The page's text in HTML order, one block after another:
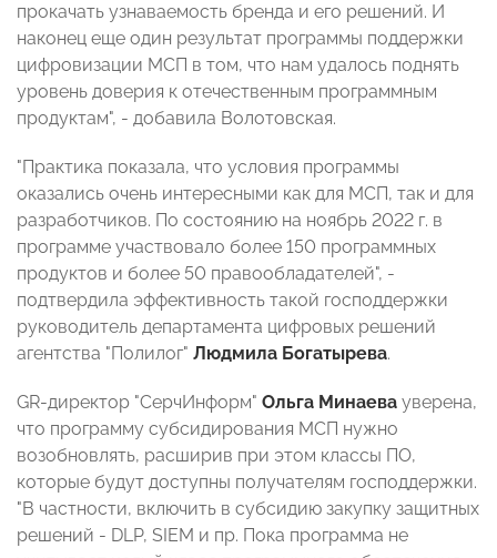
прокачать узнаваемость бренда и его решений. И
наконец еще один результат программы поддержки
цифровизации МСП в том, что нам удалось поднять
уровень доверия к отечественным программным
продуктам", - добавила Волотовская.
"Практика показала, что условия программы
оказались очень интересными как для МСП, так и для
разработчиков. По состоянию на ноябрь 2022 г. в
программе участвовало более 150 программных
продуктов и более 50 правообладателей", -
подтвердила эффективность такой господдержки
руководитель департамента цифровых решений
агентства "Полилог" Людмила Богатырева.
GR-директор "СерчИнформ" Ольга Минаева уверена,
что программу субсидирования МСП нужно
возобновлять, расширив при этом классы ПО,
которые будут доступны получателям господдержки.
"В частности, включить в субсидию закупку защитных
решений - DLP, SIEM и пр. Пока программа не